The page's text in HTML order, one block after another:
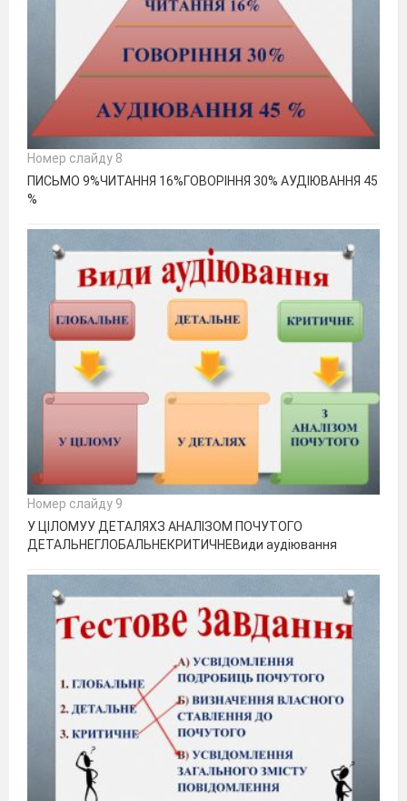
Номер слайду 8
ПИСЬМО 9%ЧИТАННЯ 16%ГОВОРІННЯ 30% АУДІЮВАННЯ 45
%
Номер слайду 9
У ЦІЛОМУУ ДЕТАЛЯХЗ АНАЛІЗОМ ПОЧУТОГО
ДЕТАЛЬНЕГЛОБАЛЬНЕКРИТИЧНЕВиди аудіювання